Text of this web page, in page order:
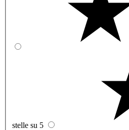
stelle su 5